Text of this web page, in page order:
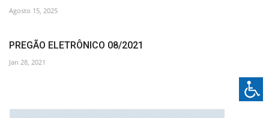
Agosto 15, 2025
PREGÃO ELETRÔNICO 08/2021
Jan 28, 2021